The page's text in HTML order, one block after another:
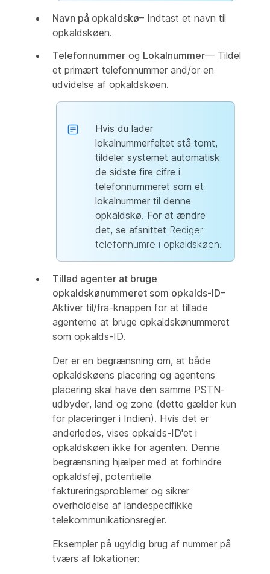
Navn på opkaldskø– Indtast et navn til
opkaldskøen.
Telefonnummer og Lokalnummer— Tildel
et primært telefonnummer and/or en
udvidelse af opkaldskøen.
Hvis du lader
lokalnummerfeltet stå tomt,
tildeler systemet automatisk
de sidste fire cifre i
telefonnummeret som et
lokalnummer til denne
opkaldskø. For at ændre
det, se afsnittet Rediger
telefonnumre i opkaldskøen.
Tillad agenter at bruge
opkaldskønummeret som opkalds-ID–
Aktiver til/fra-knappen for at tillade
agenterne at bruge opkaldskønummeret
som opkalds-ID.
Der er en begrænsning om, at både
opkaldskøens placering og agentens
placering skal have den samme PSTN-
udbyder, land og zone (dette gælder kun
for placeringer i Indien). Hvis det er
anderledes, vises opkalds-ID'et i
opkaldskøen ikke for agenten. Denne
begrænsning hjælper med at forhindre
opkaldsfejl, potentielle
faktureringsproblemer og sikrer
overholdelse af landespecifikke
telekommunikationsregler.
Eksempler på ugyldig brug af nummer på
tværs af lokationer: